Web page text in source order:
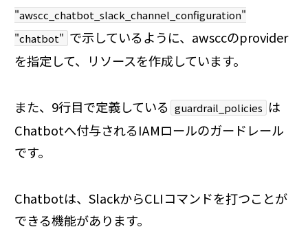
"awscc_chatbot_slack_channel_configuration"
"chatbot" で示しているように、awsccのprovider
を指定して、リソースを作成しています。
また、9行目で定義している guardrail_policies は
Chatbotへ付与されるIAMロールのガードレール
です。
Chatbotは、SlackからCLIコマンドを打つことが
できる機能があります。